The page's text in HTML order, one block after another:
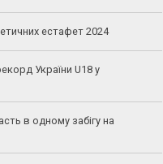
естафет 2024
України U18 у
в одному забігу на